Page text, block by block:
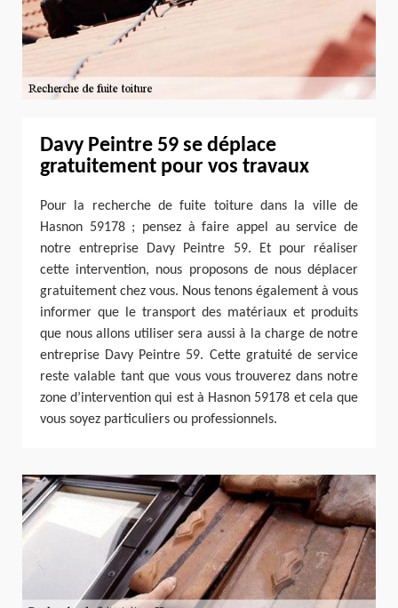
Davy Peintre 59 se déplace
gratuitement pour vos travaux
Pour la recherche de fuite toiture dans la ville de
Hasnon 59178 ; pensez à faire appel au service de
notre entreprise Davy Peintre 59. Et pour réaliser
cette intervention, nous proposons de nous déplacer
gratuitement chez vous. Nous tenons également à vous
informer que le transport des matériaux et produits
que nous allons utiliser sera aussi à la charge de notre
entreprise Davy Peintre 59. Cette gratuité de service
reste valable tant que vous vous trouverez dans notre
zone d’intervention qui est à Hasnon 59178 et cela que
vous soyez particuliers ou professionnels.